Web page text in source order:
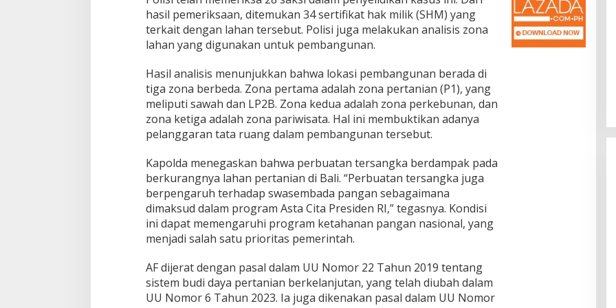
hasil pemeriksaan, ditemukan 34 sertifikat hak milik (SHM) yang
terkait dengan lahan tersebut. Polisi juga melakukan analisis zona
lahan yang digunakan untuk pembangunan.
Hasil analisis menunjukkan bahwa lokasi pembangunan berada di
tiga zona berbeda. Zona pertama adalah zona pertanian (P1), yang
meliputi sawah dan LP2B. Zona kedua adalah zona perkebunan, dan
zona ketiga adalah zona pariwisata. Hal ini membuktikan adanya
pelanggaran tata ruang dalam pembangunan tersebut.
Kapolda menegaskan bahwa perbuatan tersangka berdampak pada
berkurangnya lahan pertanian di Bali. “Perbuatan tersangka juga
berpengaruh terhadap swasembada pangan sebagaimana
dimaksud dalam program Asta Cita Presiden RI,” tegasnya. Kondisi
ini dapat memengaruhi program ketahanan pangan nasional, yang
menjadi salah satu prioritas pemerintah.
AF dijerat dengan pasal dalam UU Nomor 22 Tahun 2019 tentang
sistem budi daya pertanian berkelanjutan, yang telah diubah dalam
UU Nomor 6 Tahun 2023. Ia juga dikenakan pasal dalam UU Nomor
Jalan Bergelombang dan Minim
Bantarkawung Telan Korban,
Innova Hantam Pohon di
Bantarkawung
In Berita, Daerah, Ekonomi, Hukum & Kriminal, Info
Desa, Nasional, Otomatif, Politik,
04/08/2026